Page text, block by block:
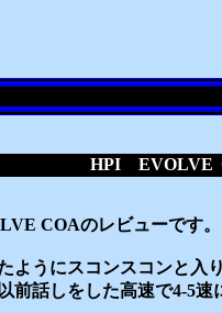
HPI EVOLVE
COAのレビューです。
ようにスコンスコンと入
前話しをした高速で4-5